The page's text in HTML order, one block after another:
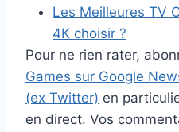
Les Meilleures TV
4K choisir ?
Pour ne rien rater,
Games sur Google
(ex Twitter) en
en direct. Vos